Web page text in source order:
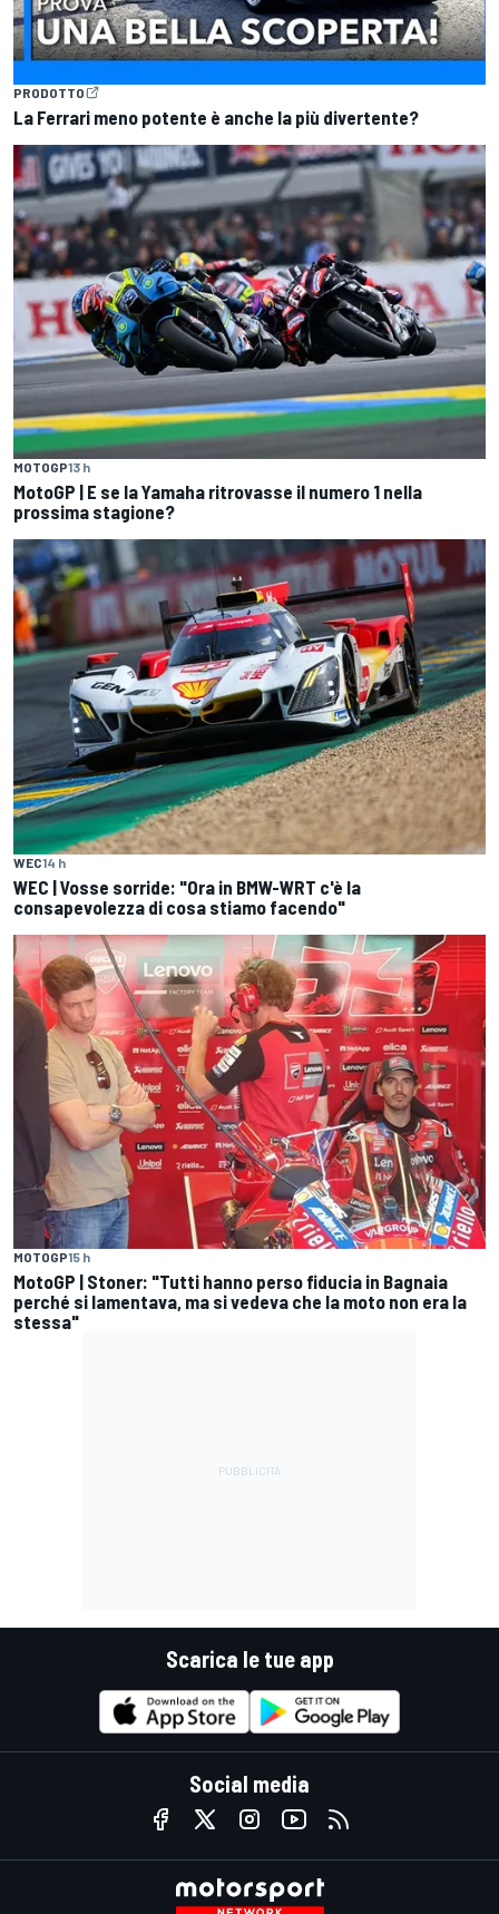
PRODOTTO
La Ferrari meno potente è anche la più divertente?
MOTOGP13 h
MotoGP | E se la Yamaha ritrovasse il numero 1 nella
prossima stagione?
WEC14 h
WEC | Vosse sorride: "Ora in BMW-WRT c'è la
consapevolezza di cosa stiamo facendo"
MOTOGP15 h
MotoGP | Stoner: "Tutti hanno perso fiducia in Bagnaia
perché si lamentava, ma si vedeva che la moto non era la
stessa"
Scarica le tue app
Social media